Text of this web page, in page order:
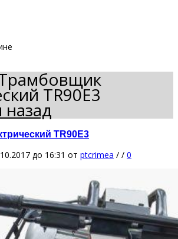
TR90Е3
назад
TR90Е3
до 16:31 от ptcrimea / / 0